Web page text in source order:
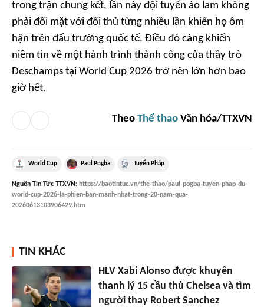
trong trận chung kết, lần này đội tuyển áo lam không
phải đối mặt với đối thủ từng nhiều lần khiến họ ôm
hận trên đấu trường quốc tế. Điều đó càng khiến
niềm tin về một hành trình thành công của thầy trò
Deschamps tại World Cup 2026 trở nên lớn hơn bao
giờ hết.
Theo Thể thao Văn hóa/TTXVN
World Cup Paul Pogba Tuyển Pháp
Nguồn Tin Tức TTXVN: https://baotintuc.vn/the-thao/paul-pogba-tuyen-phap-du-
world-cup-2026-la-phien-ban-manh-nhat-trong-20-nam-qua-
20260613103906429.htm
TIN KHÁC
HLV Xabi Alonso được khuyên
thanh lý 15 cầu thủ Chelsea và tìm
người thay Robert Sanchez